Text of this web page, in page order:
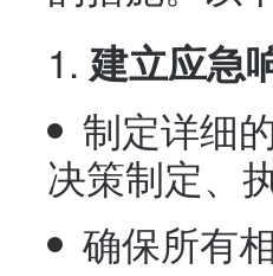
建立应急
制定详细
决策制定、
确保所有